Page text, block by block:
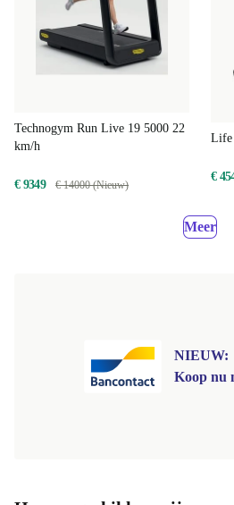
Technogym Run Live 19 5000 22
km/h
€ 9349 € 14000 (Nieuw)
Life
€
Meer
NIEUW:
Koop nu